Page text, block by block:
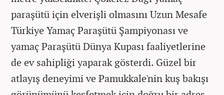
paraşütü için elverişli olmasını Uzun Mesafe
Türkiye Yamaç Paraşütü Şampiyonası ve
yamaç Paraşütü Dünya Kupası faaliyetlerine
de ev sahipliği yaparak gösterdi. Güzel bir
atlayış deneyimi ve Pamukkale'nin kuş bakışı